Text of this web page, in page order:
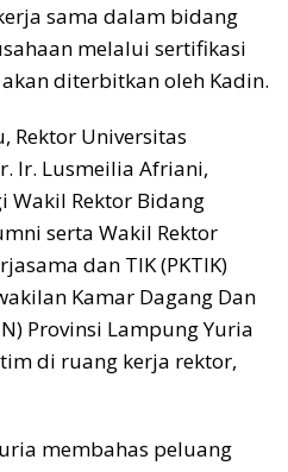
sama dalam bidang
melalui sertifikasi
diterbitkan oleh Kadin.
Rektor Universitas
Ir. Lusmeilia Afriani,
Wakil Rektor Bidang
serta Wakil Rektor
dan TIK (PKTIK)
Kamar Dagang Dan
Provinsi Lampung Yuria
di ruang kerja rektor,
membahas peluang